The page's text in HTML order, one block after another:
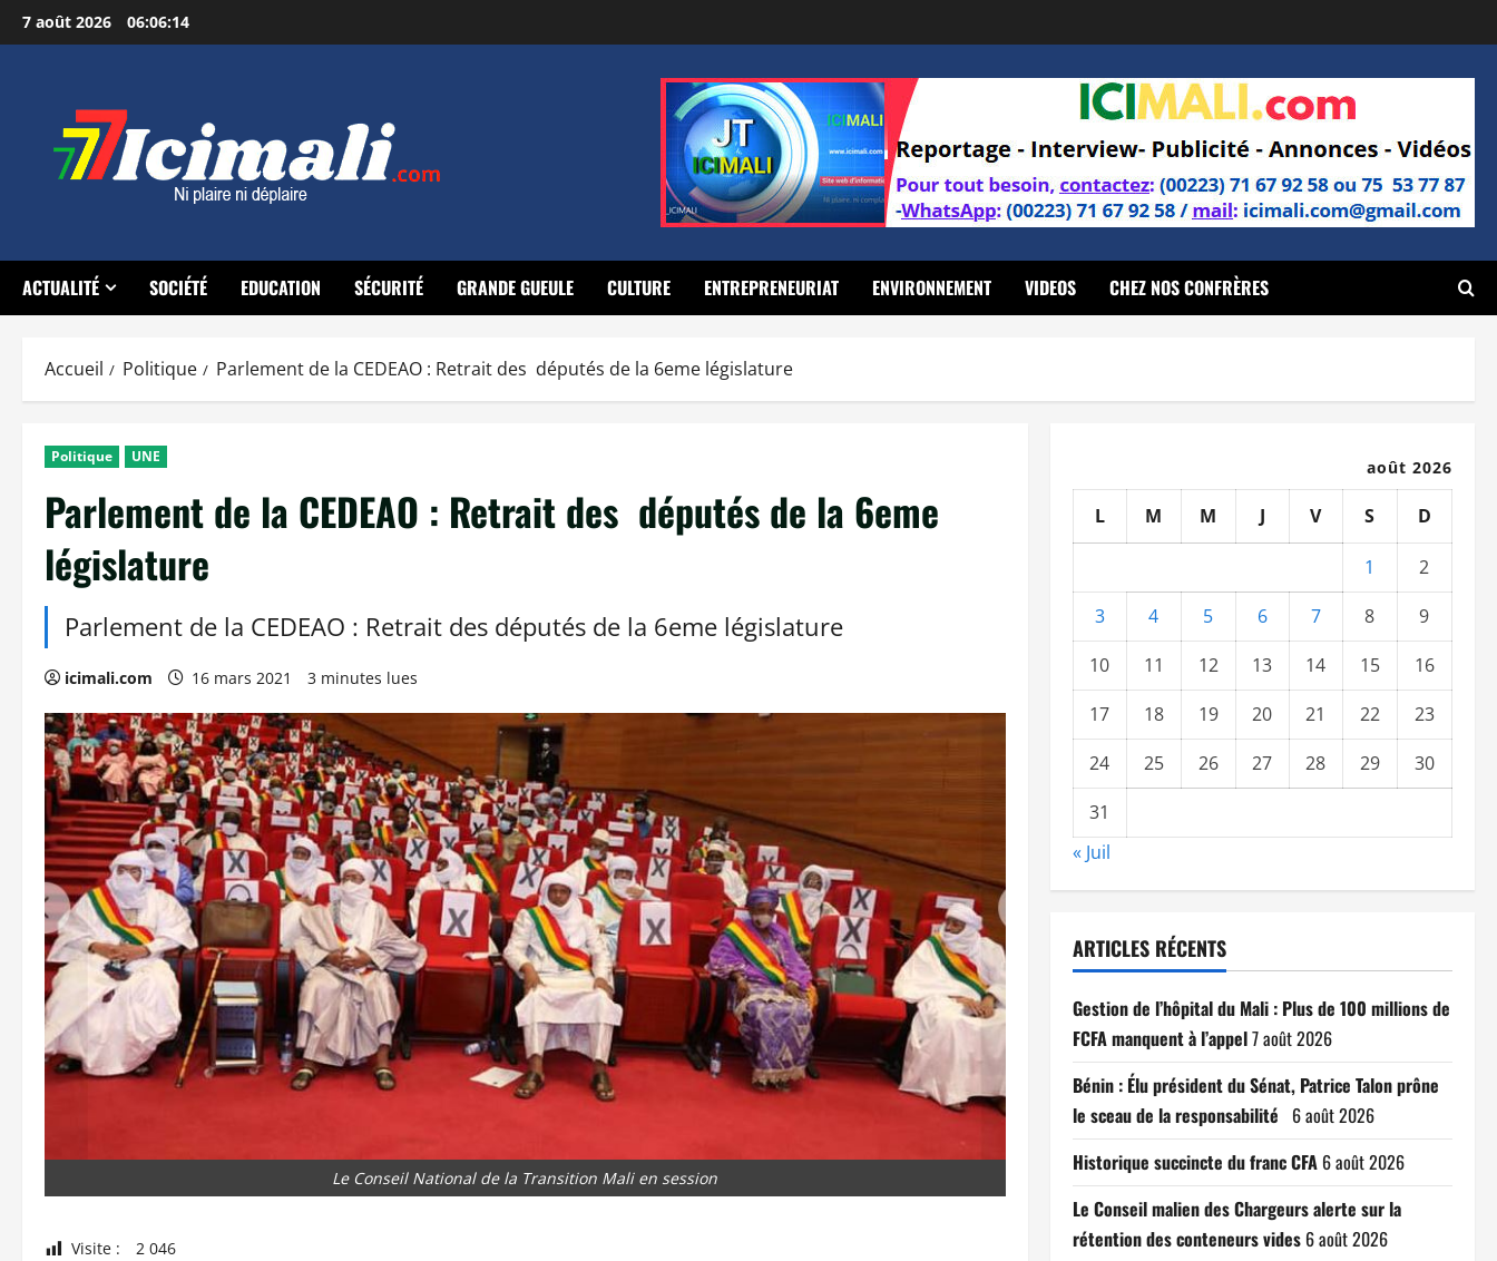
Aller
au
7 août 2026 06:06:15
ACTUALITÉ SOCIÉTÉ EDUCATION SÉCURITÉ GRANDE GUEULE CULTURE ENTREPRENEURIAT ENVIRONNEMENT VIDEOS CHEZ NOS CONFRÈRES
Accueil Politique Parlement de la CEDEAO : Retrait des députés de la 6eme législature
Politique UNE
Parlement de la CEDEAO : Retrait des députés de la 6eme
législature
Parlement de la CEDEAO : Retrait des députés de la 6eme législature
icimali.com 16 mars 2021 3 minutes lues
Le Conseil National de la Transition Mali en session
Visite : 2 046
août 2026
L M M J V S D
1
2
3
4 5 6 7 8
9
10
11 12 13 14 15
16
17
18 19 20 21 22
23
24
25 26 27 28 29
30
31
« Juil
ARTICLES RÉCENTS
Gestion de l’hôpital du Mali : Plus de 100 millions de
FCFA manquent à l’appel7 août 2026
Bénin : Élu président du Sénat, Patrice Talon prône
le sceau de la responsabilité 6 août 2026
Historique succincte du franc CFA 6 août 2026
Le Conseil malien des Chargeurs alerte sur la
rétention des conteneurs vides 6 août 2026